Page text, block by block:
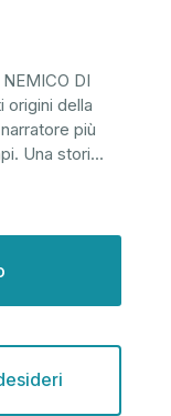
DI
origini della
più
Una stori...